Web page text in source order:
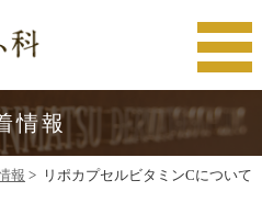
情報
報 > リポカプセルビタミンCについて